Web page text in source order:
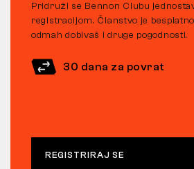
Pridruži se Bennon Clubu
registracijom. Članstvo je
odmah dobivaš i druge pogodnosti.
30 dana za povrat
REGISTRIRAJ SE